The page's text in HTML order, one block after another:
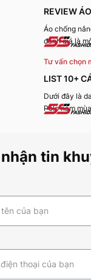
REVIEW
TIA UV,
CỦA 5S
Áo chống
đánh giá là
mẫu áo này
giá tích cực
Tư vấn chọn
LIST 10+
MÙA HÈ
FASHION
Dưới đây là
Polo nam
tin